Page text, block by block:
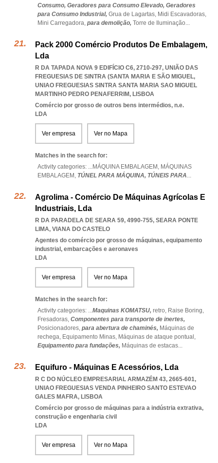
Consumo, Geradores para Consumo Elevado, Geradores
para Consumo Industrial, Grua de Lagartas, Midi Escavadoras,
Mini Carregadora, para demolição, Torre de Iluminação...
Pack 2000 Comércio Produtos De Embalagem,
Lda
R DA TAPADA NOVA 9 EDIFÍCIO C6, 2710-297, UNIÃO DAS
FREGUESIAS DE SINTRA (SANTA MARIA E SÃO MIGUEL,
UNIAO FREGUESIAS SINTRA SANTA MARIA SAO MIGUEL
MARTINHO PEDRO PENAFERRIM, LISBOA
Comércio por grosso de outros bens intermédios, n.e.
LDA
Ver empresa Ver no Mapa
Matches in the search for:
Activity categories: ...MÁQUINA EMBALAGEM, MÁQUINAS
EMBALAGEM, TÚNEL PARA MÁQUINA, TÚNEIS PARA...
Agrolima - Comércio De Máquinas Agrícolas E
Industriais, Lda
R DA PARADELA DE SEARA 59, 4990-755, SEARA PONTE
LIMA, VIANA DO CASTELO
Agentes do comércio por grosso de máquinas, equipamento
industrial, embarcações e aeronaves
LDA
Ver empresa Ver no Mapa
Matches in the search for:
Activity categories: ...Maquinas KOMATSU, retro, Raise Boring,
Fresadoras, Componentes para transporte de inertes,
Posicionadores, para abertura de chaminés, Máquinas de
rechega, Equipamento Minas, Máquinas de ataque pontual,
Equipamento para fundações, Máquinas de estacas...
Equifuro - Máquinas E Acessórios, Lda
R C DO NÚCLEO EMPRESARIAL ARMAZÉM 43, 2665-601,
UNIAO FREGUESIAS VENDA PINHEIRO SANTO ESTEVAO
GALES MAFRA, LISBOA
Comércio por grosso de máquinas para a indústria extrativa,
construção e engenharia civil
LDA
Ver empresa Ver no Mapa